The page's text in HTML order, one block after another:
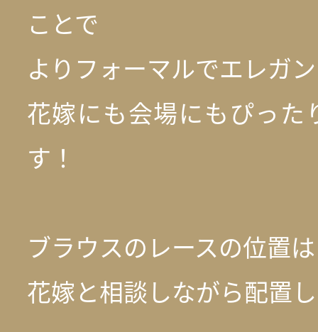
ことで
よりフォーマルでエレガ
花嫁にも会場にもぴった
す！
ブラウスのレースの位置は
花嫁と相談しながら配置